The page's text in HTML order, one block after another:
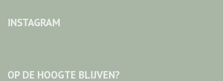
INSTAGRAM
OP DE HOOGTE BLIJVEN?